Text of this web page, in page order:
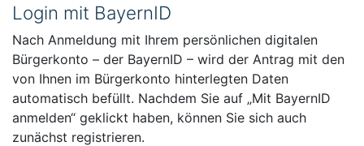
Login mit BayernID
Nach Anmeldung mit Ihrem persönlichen digitalen
Bürgerkonto – der BayernID – wird der Antrag mit den
von Ihnen im Bürgerkonto hinterlegten Daten
automatisch befüllt. Nachdem Sie auf „Mit BayernID
anmelden“ geklickt haben, können Sie sich auch
zunächst registrieren.